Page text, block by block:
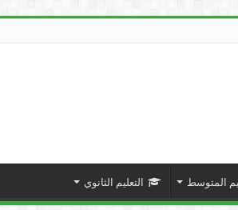
المتوسط التعليم الثانوي